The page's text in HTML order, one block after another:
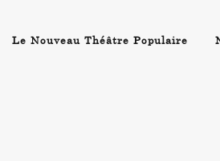
Le Nouveau Théâtre Populaire